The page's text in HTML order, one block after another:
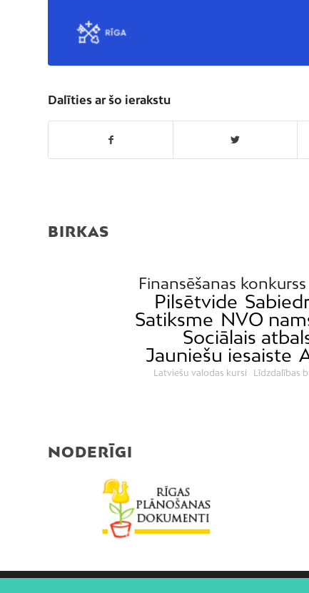
Dalīties ar šo ierakstu
BIRKAS
Finansēšanas konkurss
Pilsētvide
Satiksme NVO
Sociālais
Jauniešu iesaiste
Latviešu valodas kursi Līdzdalības
NODERĪGI